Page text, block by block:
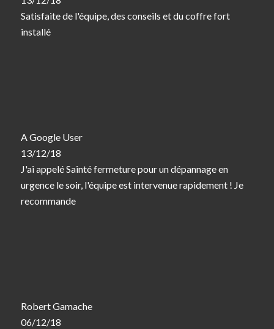
Satisfaite de l'équipe, des conseils et du coffre fort
installé
A Google User
13/12/18
J'ai appelé Sainté fermeture pour un dépannage en
urgence le soir, l'équipe est intervenue rapidement ! Je
recommande
Robert Gamache
06/12/18